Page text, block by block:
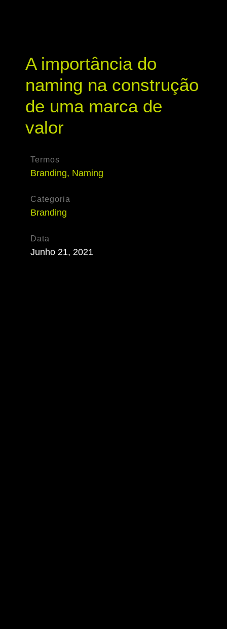
A importância do
naming na construção
de uma marca de
valor
Termos
Branding, Naming
Categoria
Branding
Data
Junho 21, 2021